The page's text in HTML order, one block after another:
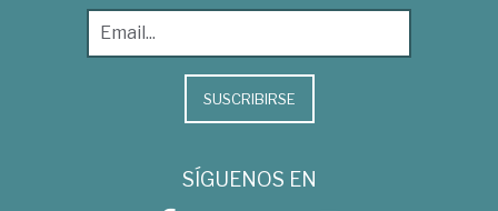
SUSCRIBIRSE
SÍGUENOS EN